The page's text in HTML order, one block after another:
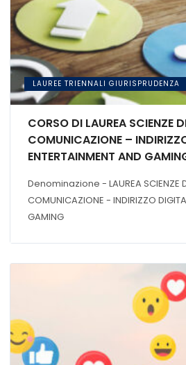
LAUREE TRIENNALI GIURISPRUDENZA
CORSO DI LAUREA SCIENZE
COMUNICAZIONE –
ENTERTAINMENT AND
Denominazione - LAUREA SCIENZE
COMUNICAZIONE - INDIRIZZO
GAMING